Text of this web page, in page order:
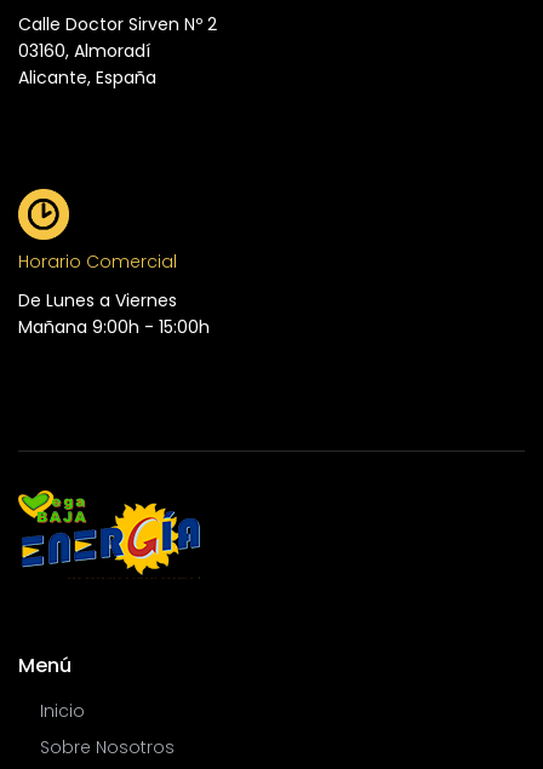
Calle Doctor Sirven Nº 2
03160, Almoradí
Alicante, España
Horario Comercial
De Lunes a Viernes
Mañana 9:00h - 15:00h
Menú
Inicio
Sobre Nosotros